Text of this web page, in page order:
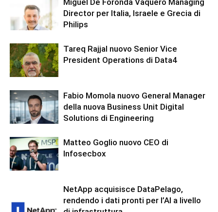
Miguel De Foronda Vaquero Managing
Director per Italia, Israele e Grecia di
Philips
Tareq Rajjal nuovo Senior Vice
President Operations di Data4
Fabio Momola nuovo General Manager
della nuova Business Unit Digital
Solutions di Engineering
Matteo Goglio nuovo CEO di
Infosecbox
NetApp acquisisce DataPelago,
rendendo i dati pronti per l’AI a livello